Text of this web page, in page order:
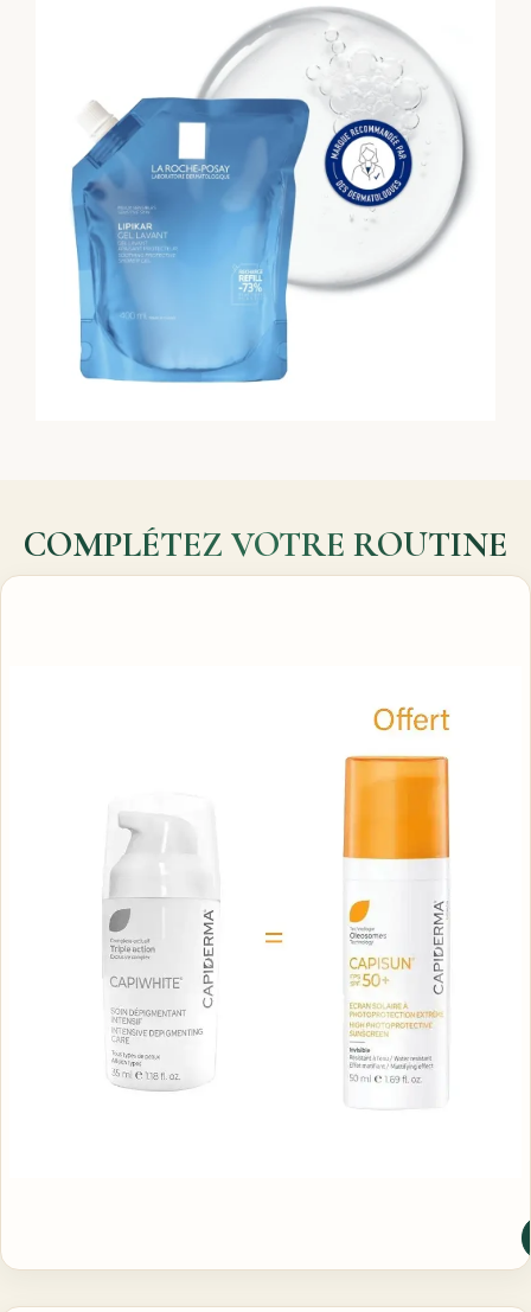
COMPLÉTEZ VOTRE ROUTINE